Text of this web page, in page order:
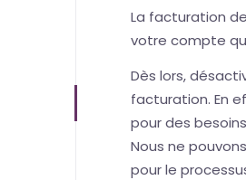
La facturation
votre compte
Dès lors,
facturation. En
pour des
Nous ne
pour le